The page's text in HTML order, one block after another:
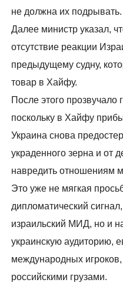
не должна их подрывать.
Далее министр указал,
отсутствие реакции
предыдущему судну,
товар в Хайфу.
После этого
поскольку в Хайфу
Украина снова
украденного зерна и от
навредить отношениям
Это уже не мягкая
дипломатический
израильский МИД, но и
украинскую аудиторию,
международных
российскими грузами.